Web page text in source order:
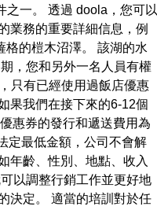
之一。 透過 doola，您可以
業務的重要詳細信息，例
的榿木沼澤。 該湖的水
，您和另外一名人員有權
只有已經使用過飯店優惠
果我們在接下來的6-12個
惠券的發行和遞送費用為
定最低金額，公司不會解
年齡、性別、地點、收入
以調整行銷工作並更好地
決定。 適當的培訓對於任